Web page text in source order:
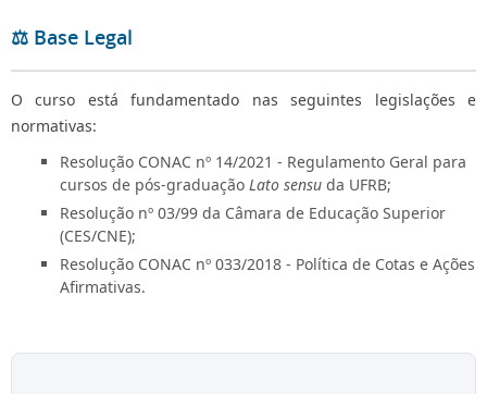
⚖️ Base Legal
O curso está fundamentado nas seguintes legislações e
normativas:
Resolução CONAC nº 14/2021 - Regulamento Geral para
cursos de pós-graduação Lato sensu da UFRB;
Resolução nº 03/99 da Câmara de Educação Superior
(CES/CNE);
Resolução CONAC nº 033/2018 - Política de Cotas e Ações
Afirmativas.